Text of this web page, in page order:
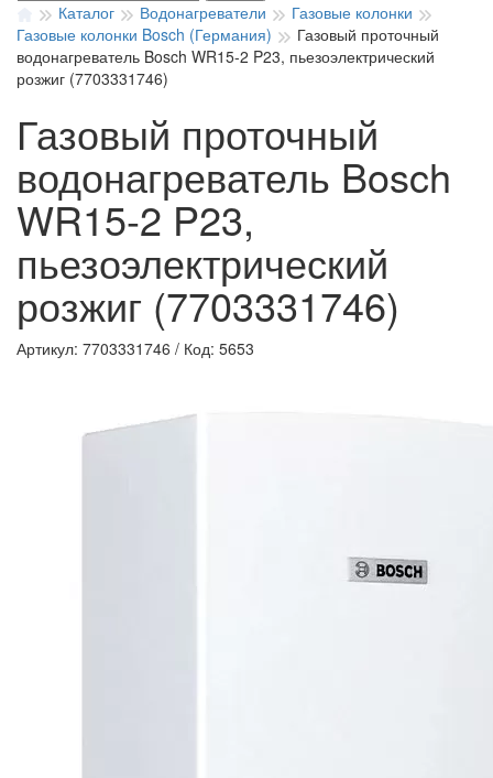
Каталог
Водонагреватели
Газовые колонки
Газовые колонки Bosch (Германия)
Газовый проточный
водонагреватель Bosch WR15-2 P23, пьезоэлектрический
розжиг (7703331746)
Газовый проточный
водонагреватель Bosch
WR15-2 P23,
пьезоэлектрический
розжиг (7703331746)
Артикул: 7703331746 / Код: 5653